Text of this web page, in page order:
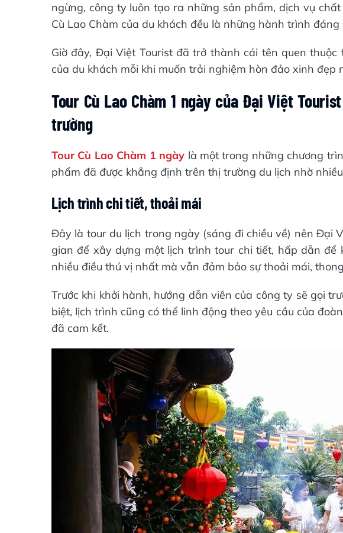
ngừng, công ty luôn tạo ra những sản phẩm, dịch vụ
Cù Lao Chàm của du khách đều là những hành trình đáng
Giờ đây, Đại Việt Tourist đã trở thành cái tên quen
của du khách mỗi khi muốn trải nghiệm hòn đảo xinh đẹp
Tour Cù Lao Chàm 1 ngày của Đại Việt
trường
Tour Cù Lao Chàm 1 ngày là một trong những chương
phẩm đã được khẳng định trên thị trường du lịch nhờ
Lịch trình chi tiết, thoải mái
Đây là tour du lịch trong ngày (sáng đi chiều về) nên Đại
gian để xây dựng một lịch trình tour chi tiết, hấp dẫn để
nhiều điều thú vị nhất mà vẫn đảm bảo sự thoải mái,
Trước khi khởi hành, hướng dẫn viên của công ty sẽ gọi
biệt, lịch trình cũng có thể linh động theo yêu cầu của
đã cam kết.